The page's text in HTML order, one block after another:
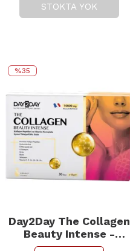
STOKTA YOK
%35
Day2Day The Collagen
Beauty Intense -
Takviye Edici Gıda